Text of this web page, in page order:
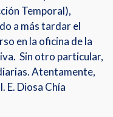
Temporal),
a más tardar el
en la oficina de la
Sin otro particular,
Atentamente,
E. Diosa Chía